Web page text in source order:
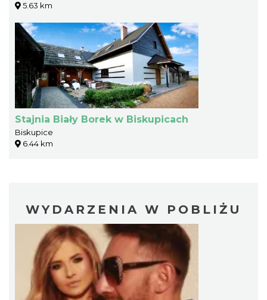
5.63 km
Stajnia Biały Borek w Biskupicach
Biskupice
6.44 km
WYDARZENIA W POBLIŻU